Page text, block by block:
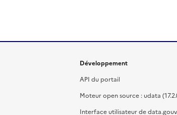
Développement
API du portail
Moteur open source : udata
Interface utilisateur de